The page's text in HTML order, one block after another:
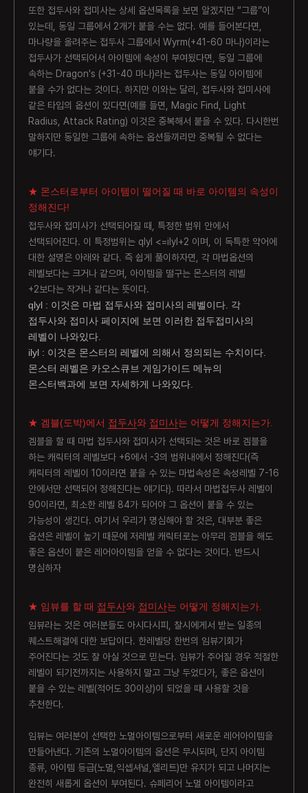
또한 접두사와 접미사는 상세 옵션목록을 보면 알겠지만 “그룹”이
있는데, 동일 그룹에서 2개가 붙을 수는 없다. 예를 들어본다면,
마나량을 올려주는 접두사 그룹에서 Wyrm(+41-60 마나)이라는
접두사가 선택되어서 아이템에 속성이 부여됬다면, 동일 그룹에
속하는 Dragon's (+31-40 마나)라는 접두사는 동일 아이템에
붙을 수가 없다는 것이다. 하지만 이와는 달리, 접두사와 접미사에
같은 타입의 옵션이 있다면(예를 들면, Magic Find, Light
Radius, Attack Rating) 이것은 중복해서 붙을 수 있다. 다시한번
말하지만 동일한 그룹에 속하는 옵션들끼리만 중복될 수 없다는
얘기다.
★ 몬스터로부터 아이템이 떨어질 때 바로 아이템의 속성이
정해진다!
접두사와 접미사가 선택되어질 때, 특정한 범위 안에서
선택되어진다. 이 특정범위는 qlyl <=ilyl+2 이며, 이 독특한 약어에
대한 설명은 아래와 같다. 즉 쉽게 풀이하자면, 각 마법옵션의
레벨보다는 크거나 같으며, 아이템을 떨구는 몬스터의 레벨
+2보다는 작거나 같다는 뜻이다.
qlyl : 이것은 마법 접두사와 접미사의 레벨이다. 각
접두사와 접미사 페이지에 보면 이러한 접두접미사의
레벨이 나와있다.
ilyl : 이것은 몬스터의 레벨에 의해서 정의되는 수치이다.
몬스터 레벨은 카오스큐브 게임가이드 메뉴의
몬스터백과에 보면 자세하게 나와있다.
★ 겜블(도박)에서 접두사와 접미사는 어떻게 정해지는가.
겜블을 할 때 마법 접두사와 접미사가 선택되는 것은 바로 겜블을
하는 캐릭터의 레벨보다 +6에서 -3의 범위내에서 정해진다(즉
캐릭터의 레벨이 10이라면 붙을 수 있는 마법속성은 속성레벨 7-16
안에서만 선택되어 정해진다는 얘기다). 따라서 마법접두사 레벨이
90이라면, 최소한 레벨 84가 되어야 그 옵션이 붙을 수 있는
가능성이 생긴다. 여기서 우리가 명심해야 할 것은, 대부분 좋은
옵션은 레벨이 높기 때문에 저레벨 캐릭터로는 아무리 겜블을 해도
좋은 옵션이 붙은 레어아이템을 얻을 수 없다는 것이다. 반드시
명심하자
★ 임뷰를 할 때 접두사와 접미사는 어떻게 정해지는가.
임뷰라는 것은 여러분들도 아시다시피, 찰시에게서 받는 일종의
퀘스트해결에 대한 보답이다. 한레벨당 한번의 임뷰기회가
주어진다는 것도 잘 아실 것으로 믿는다. 임뷰가 주어질 경우 적절한
레벨이 되기전까지는 사용하지 말고 그냥 두었다가, 좋은 옵션이
붙을 수 있는 레벨(적어도 30이상)이 되었을 때 사용할 것을
추천한다.
임뷰는 여러분이 선택한 노멀아이템으로부터 새로운 레어아이템을
만들어낸다. 기존의 노멀아이템의 옵션은 무시되며, 단지 아이템
종류, 아이템 등급(노멀,익셉셔널,엘리트)만 유지가 되고 나머지는
완전히 새롭게 옵션이 부여된다. 슈페리어 노멀 아이템이라고